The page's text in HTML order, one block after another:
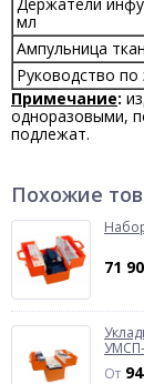
мл
Ампульница
Руководство по
Примечание:
одноразовыми,
подлежат.
Похожие
71
От